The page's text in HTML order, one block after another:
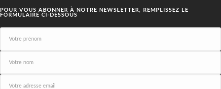
POUR VOUS ABONNER À NOTRE NEWSLETTER, REMPLISSEZ LE
FORMULAIRE CI-DESSOUS